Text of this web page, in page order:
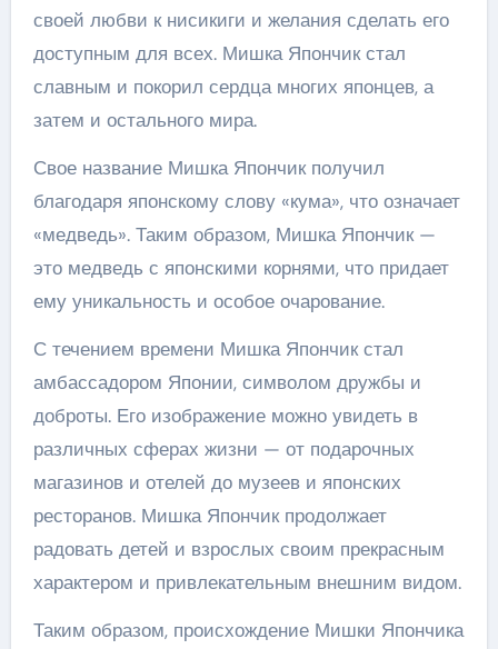
своей любви к нисикиги и желания сделать его
доступным для всех. Мишка Япончик стал
славным и покорил сердца многих японцев, а
затем и остального мира.
Свое название Мишка Япончик получил
благодаря японскому слову «кума», что означает
«медведь». Таким образом, Мишка Япончик —
это медведь с японскими корнями, что придает
ему уникальность и особое очарование.
С течением времени Мишка Япончик стал
амбассадором Японии, символом дружбы и
доброты. Его изображение можно увидеть в
различных сферах жизни — от подарочных
магазинов и отелей до музеев и японских
ресторанов. Мишка Япончик продолжает
радовать детей и взрослых своим прекрасным
характером и привлекательным внешним видом.
Таким образом, происхождение Мишки Япончика